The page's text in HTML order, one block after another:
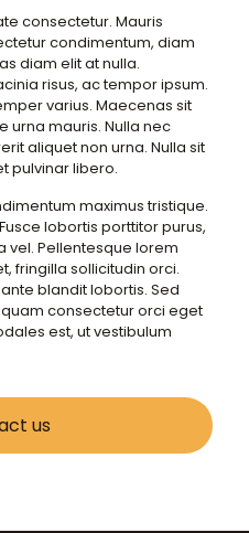
consectetur. Mauris
condimentum, diam
diam elit at nulla.
risus, ac tempor ipsum.
varius. Maecenas sit
urna mauris. Nulla nec
aliquet non urna. Nulla sit
pulvinar libero.
maximus tristique.
lobortis porttitor purus,
vel. Pellentesque lorem
fringilla sollicitudin orci.
blandit lobortis. Sed
consectetur orci eget
est, ut vestibulum
us